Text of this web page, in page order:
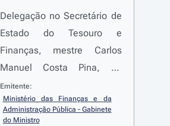
Delegação no Secretário de
Estado do Tesouro e
Finanças, mestre Carlos
Manuel Costa Pina, da
competência relativa à
celebração do contrato de
concessão RAV Poceirão-
Emitente:
Ministério das Finanças e da
Administração Pública - Gabinete
do Ministro